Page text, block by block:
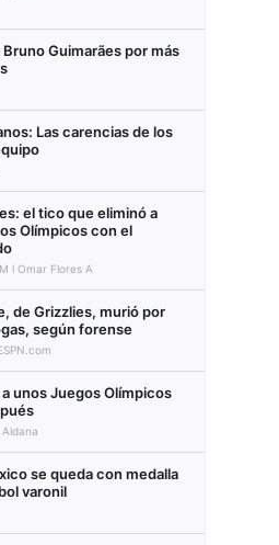
Guimarães por más
Las carencias de los
el tico que eliminó a
Olímpicos con el
l Omar Flores A
de Grizzlies, murió por
según forense
unos Juegos Olímpicos
se queda con medalla
varonil